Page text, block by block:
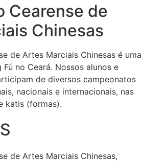
Cearense de
Chinesas
de Artes Marciais Chinesas é uma
no Ceará. Nossos alunos e
de diversos campeonatos
nacionais e internacionais, nas
katis (formas).
de Artes Marciais Chinesas,